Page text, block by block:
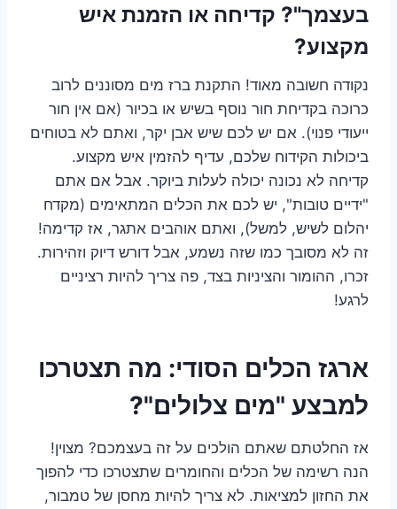
בעצמך"? קדיחה או הזמנת איש
מקצוע?
נקודה חשובה מאוד! התקנת ברז מים מסוננים לרוב
כרוכה בקדיחת חור נוסף בשיש או בכיור (אם אין חור
ייעודי פנוי). אם יש לכם שיש אבן יקר, ואתם לא בטוחים
ביכולות הקידוח שלכם, עדיף להזמין איש מקצוע.
קדיחה לא נכונה יכולה לעלות ביוקר. אבל אם אתם
"ידיים טובות", יש לכם את הכלים המתאימים (מקדח
יהלום לשיש, למשל), ואתם אוהבים אתגר, אז קדימה!
זה לא מסובך כמו שזה נשמע, אבל דורש דיוק וזהירות.
זכרו, ההומור והציניות בצד, פה צריך להיות רציניים
לרגע!
ארגז הכלים הסודי: מה תצטרכו
למבצע "מים צלולים"?
אז החלטתם שאתם הולכים על זה בעצמכם? מצוין!
הנה רשימה של הכלים והחומרים שתצטרכו כדי להפוך
את החזון למציאות. לא צריך להיות מחסן של טמבור,